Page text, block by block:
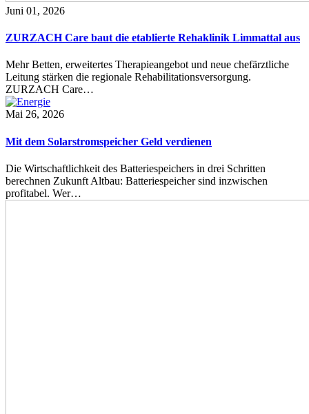
Juni 01, 2026
ZURZACH Care baut die etablierte Rehaklinik Limmattal aus
Mehr Betten, erweitertes Therapieangebot und neue chefärztliche
Leitung stärken die regionale Rehabilitationsversorgung.
ZURZACH Care…
Mai 26, 2026
Mit dem Solarstromspeicher Geld verdienen
Die Wirtschaftlichkeit des Batteriespeichers in drei Schritten
berechnen Zukunft Altbau: Batteriespeicher sind inzwischen
profitabel. Wer…